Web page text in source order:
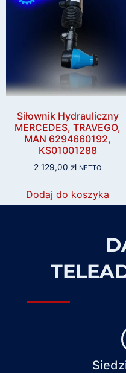
Siłownik Hydrauliczny
MERCEDES, TRAVEGO,
MAN 6294660192,
KS01001288
2 129,00 zł NETTO
Dodaj do koszyka